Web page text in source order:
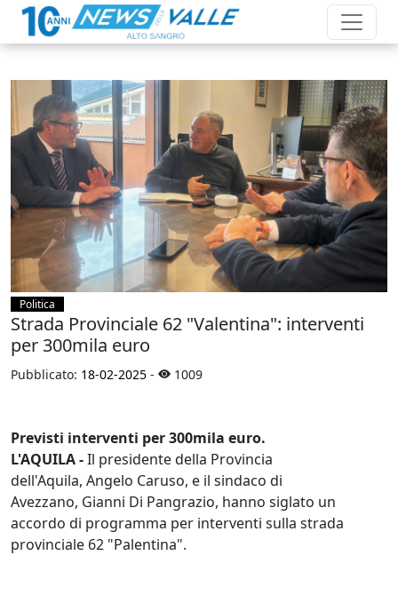
Politica
Strada Provinciale 62 "Valentina": interventi
per 300mila euro
Pubblicato: 18-02-2025 - 1009
Previsti interventi per 300mila euro.
L'AQUILA -Il presidente della Provincia
dell'Aquila, Angelo Caruso, e il sindaco di
Avezzano, Gianni Di Pangrazio, hanno siglato un
accordo di programma per interventi sulla strada
provinciale 62 "Palentina".